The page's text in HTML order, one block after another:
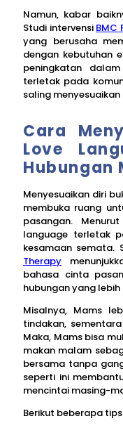
Namun, kabar
Studi intervensi BMC
yang berusaha
dengan kebutuhan
peningkatan
terletak pada
saling menyesuaikan
Cara
Love
Hubungan
Menyesuaikan diri
membuka ruang
pasangan.
language terletak
kesamaan semata.
Therapy
bahasa cinta
hubungan yang lebih
Misalnya, Mams
tindakan,
Maka, Mams bisa
makan malam
bersama tanpa
seperti ini
mencintai masing-
Berikut beberapa